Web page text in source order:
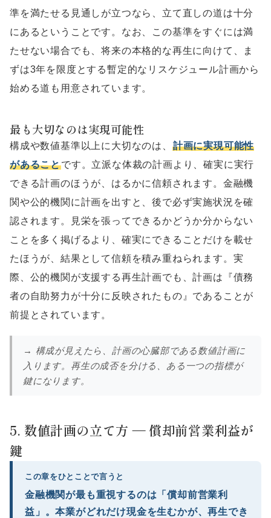
準を満たせる見通しが立つなら、立て直しの道は十分
にあるということです。なお、この基準をすぐには満
たせない場合でも、将来の本格的な再生に向けて、ま
ずは3年を限度とする暫定的なリスケジュール計画から
始める道も用意されています。
最も大切なのは実現可能性
構成や数値基準以上に大切なのは、 計画に実現可能性
があることです。立派な体裁の計画より、確実に実行
できる計画のほうが、はるかに信頼されます。金融機
関や公的機関に計画を出すと、後で必ず実施状況を確
認されます。見栄を張ってできるかどうか分からない
ことを多く掲げるより、確実にできることだけを載せ
たほうが、結果として信頼を積み重ねられます。実
際、公的機関が支援する再生計画でも、計画は『債務
者の自助努力が十分に反映されたもの』であることが
前提とされています。
→ 構成が見えたら、計画の心臓部である数値計画に
入ります。再生の成否を分ける、ある一つの指標が
鍵になります。
5. 数値計画の立て方 ― 償却前営業利益が
鍵
この章をひとことで言うと
金融機関が最も重視するのは「償却前営業利
益」。本業がどれだけ現金を生むかが、再生でき